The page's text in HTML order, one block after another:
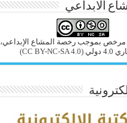
الابداعي
مرخص بموجب رخصة المشاع الإبداعي،
دولي
(CC BY-NC-SA 4.0)